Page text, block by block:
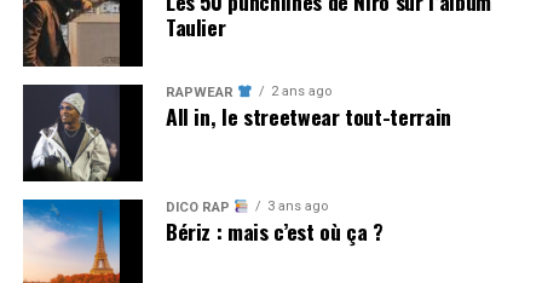
Taulier
RAPWEAR 2 ans ago
All in, le streetwear tout-terrain
DICO RAP 3 ans ago
Bériz : mais c’est où ça ?